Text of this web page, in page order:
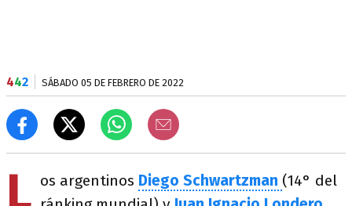
442 SÁBADO 05 DE FEBRERO DE 2022
L os argentinos Diego Schwartzman (14° del